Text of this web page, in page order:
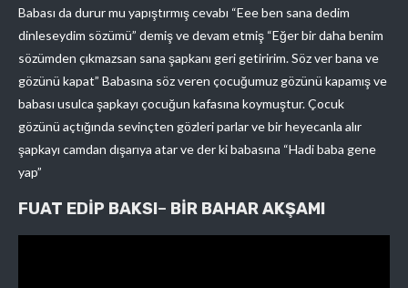
Babası da durur mu yapıştırmış cevabı “Eee ben sana dedim
dinleseydim sözümü” demiş ve devam etmiş “Eğer bir daha benim
sözümden çıkmazsan sana şapkanı geri getiririm. Söz ver bana ve
gözünü kapat” Babasına söz veren çocuğumuz gözünü kapamış ve
babası usulca şapkayı çocuğun kafasına koymuştur. Çocuk
gözünü açtığında sevinçten gözleri parlar ve bir heyecanla alır
şapkayı camdan dışarıya atar ve der ki babasına “Hadi baba gene
yap”
FUAT EDİP BAKSI– BİR BAHAR AKŞAMI